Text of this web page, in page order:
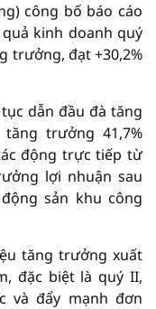
công bố báo cáo
kinh doanh quý
trưởng, đạt +30,2%
dẫn đầu đà tăng
trưởng 41,7%
động trực tiếp từ
lợi nhuận sau
sản khu công
tăng trưởng xuất
đặc biệt là quý II,
và đẩy mạnh đơn